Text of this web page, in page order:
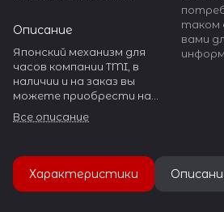
Описание
Японский механизм для
часов компании TMI, в
наличии и на заказ вы
можете приобрести на
TMI - SEIKO производит
разнообразных часовых
механизмов.
Все описание
таком
вами
Характеристики